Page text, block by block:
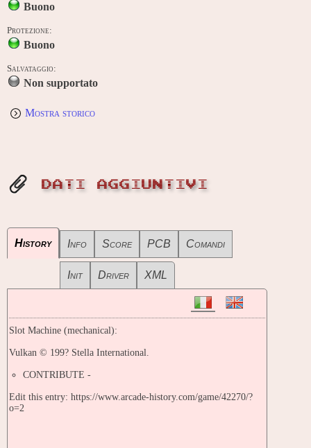
Buono
Protezione:
Buono
Salvataggio:
Non supportato
Mostra storico
DATI AGGIUNTIVI
History Info Score PCB Comandi
Init Driver XML
Slot Machine (mechanical):
Vulkan © 199? Stella International.
CONTRIBUTE -
Edit this entry: https://www.arcade-history.com/game/42270/?
o=2